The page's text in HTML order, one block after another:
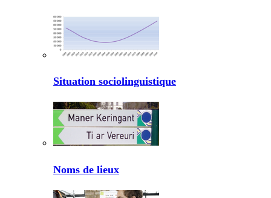
Situation sociolinguistique
Noms de lieux